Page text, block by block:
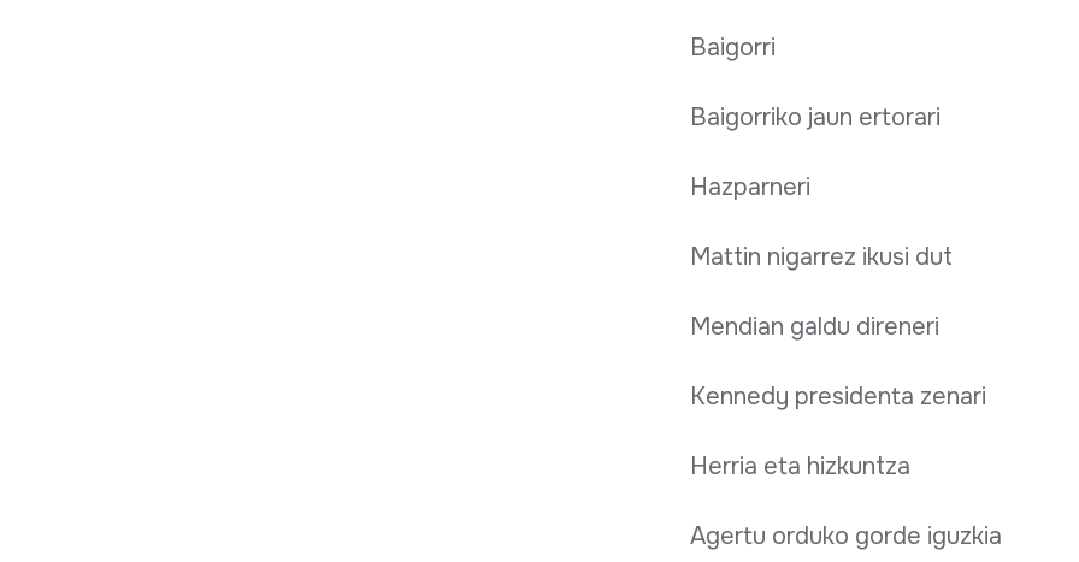
Baigorri
Baigorriko jaun ertorari
Hazparneri
Mattin nigarrez ikusi dut
Mendian galdu direneri
Kennedy presidenta zenari
Herria eta hizkuntza
Agertu orduko gorde iguzkia